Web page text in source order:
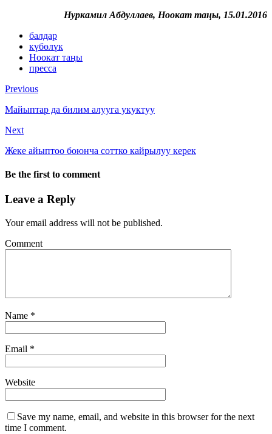
Нуркамил Абдуллаев, Ноокат таңы, 15.01.2016
балдар
күбөлүк
Ноокат таңы
пресса
Previous
Майыптар да билим алууга укуктуу
Next
Жеке айыптоо боюнча соттко кайрылуу керек
Be the first to comment
Leave a Reply
Your email address will not be published.
Comment
Name *
Email *
Website
Save my name, email, and website in this browser for the next
time I comment.